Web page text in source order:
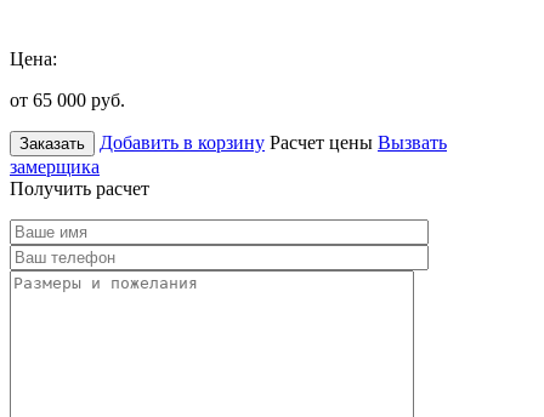
Цена:
от 65 000 руб.
Заказать Добавить в корзину Расчет цены Вызвать
замерщика
Получить расчет